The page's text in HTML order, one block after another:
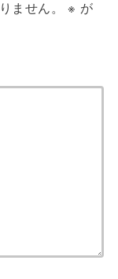
ません。 ※ が